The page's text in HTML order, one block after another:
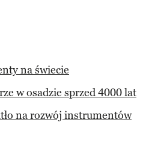
na świecie
w osadzie sprzed 4000 lat
na rozwój instrumentów